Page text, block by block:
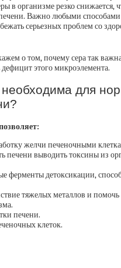
в организме резко снижается,
печени. Важно любыми
серьезных проблем со
о том, почему сера так
этого микроэлемента.
для
желчи печеночными
печени выводить токсины из
ферменты детоксикации,
тяжелых металлов и
печени.
клеток.